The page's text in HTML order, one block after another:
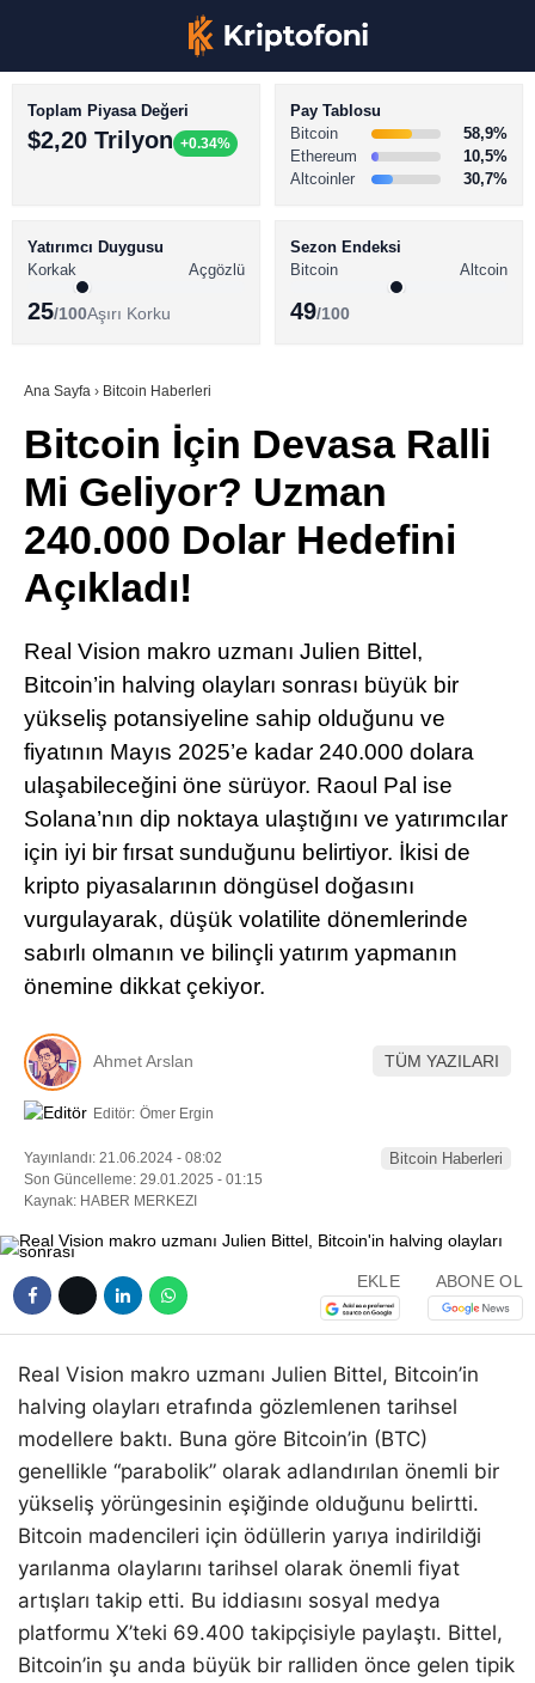
Youtube
TikTok
Telegram
BİTCOİN HABERLERİ
ALTCOİN HABERLERİ
SÖZLÜK
Toplam Piyasa Değeri
$2,20 Trilyon +0.34%
Pay Tablosu
Bitcoin
58,9%
Ethereum
10,5%
Altcoinler
30,7%
Yatırımcı Duygusu
Korkak
Açgözlü
25/100Aşırı Korku
Sezon Endeksi
Bitcoin
Altcoin
49/100
Ana Sayfa › Bitcoin Haberleri
Bitcoin İçin Devasa Ralli
Mi Geliyor? Uzman
240.000 Dolar Hedefini
Açıkladı!
Real Vision makro uzmanı Julien Bittel,
Bitcoin’in halving olayları sonrası büyük bir
yükseliş potansiyeline sahip olduğunu ve
fiyatının Mayıs 2025’e kadar 240.000 dolara
ulaşabileceğini öne sürüyor. Raoul Pal ise
Solana’nın dip noktaya ulaştığını ve yatırımcılar
için iyi bir fırsat sunduğunu belirtiyor. İkisi de
kripto piyasalarının döngüsel doğasını
vurgulayarak, düşük volatilite dönemlerinde
sabırlı olmanın ve bilinçli yatırım yapmanın
önemine dikkat çekiyor.
Ahmet Arslan TÜM YAZILARI
Editör: Ömer Ergin
Yayınlandı: 21.06.2024 - 08:02
Son Güncelleme: 29.01.2025 - 01:15
Kaynak: HABER MERKEZI
Bitcoin Haberleri
EKLE ABONE OL
Real Vision makro uzmanı Julien Bittel, Bitcoin’in
halving olayları etrafında gözlemlenen tarihsel
modellere baktı. Buna göre Bitcoin’in (BTC)
genellikle “parabolik” olarak adlandırılan önemli bir
yükseliş yörüngesinin eşiğinde olduğunu belirtti.
Bitcoin madencileri için ödüllerin yarıya indirildiği
yarılanma olaylarını tarihsel olarak önemli fiyat
artışları takip etti. Bu iddiasını sosyal medya
platformu X’teki 69.400 takipçisiyle paylaştı. Bittel,
Bitcoin’in şu anda büyük bir ralliden önce gelen tipik